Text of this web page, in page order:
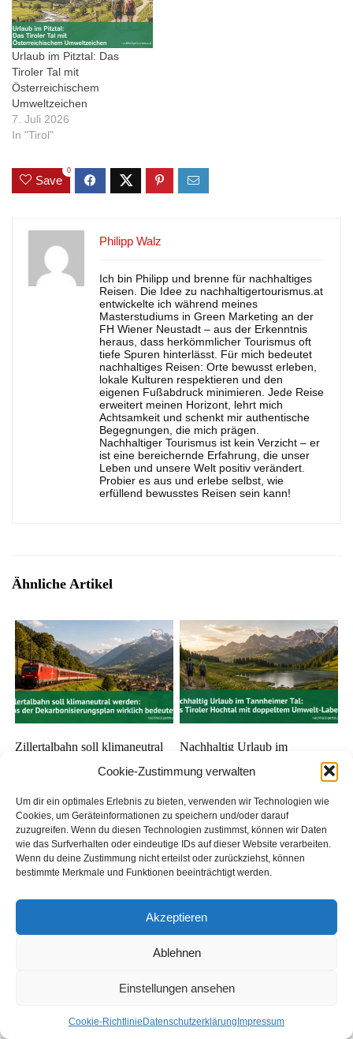
Cookie-Zustimmung verwalten
Um dir ein optimales Erlebnis zu bieten, verwenden wir Technologien wie
Cookies, um Geräteinformationen zu speichern und/oder darauf
zuzugreifen. Wenn du diesen Technologien zustimmst, können wir Daten
wie das Surfverhalten oder eindeutige IDs auf dieser Website verarbeiten.
Wenn du deine Zustimmung nicht erteilst oder zurückziehst, können
bestimmte Merkmale und Funktionen beeinträchtigt werden.
Akzeptieren
Ablehnen
Einstellungen ansehen
Cookie-Richtlinie Datenschutzerklärung Impressum
Urlaub im Pitztal: Das
Tiroler Tal mit
Österreichischem
Umweltzeichen
7. Juli 2026
In "Tirol"
Save
0
Philipp Walz
Ich bin Philipp und brenne für nachhaltiges
Reisen. Die Idee zu nachhaltigertourismus.at
entwickelte ich während meines
Masterstudiums in Green Marketing an der
FH Wiener Neustadt – aus der Erkenntnis
heraus, dass herkömmlicher Tourismus oft
tiefe Spuren hinterlässt. Für mich bedeutet
nachhaltiges Reisen: Orte bewusst erleben,
lokale Kulturen respektieren und den
eigenen Fußabdruck minimieren. Jede Reise
erweitert meinen Horizont, lehrt mich
Achtsamkeit und schenkt mir authentische
Begegnungen, die mich prägen.
Nachhaltiger Tourismus ist kein Verzicht – er
ist eine bereichernde Erfahrung, die unser
Leben und unsere Welt positiv verändert.
Probier es aus und erlebe selbst, wie
erfüllend bewusstes Reisen sein kann!
Ähnliche Artikel
Zillertalbahn soll klimaneutral
Dekarbonisierungsplan
wirklich bedeutet
Nachhaltig Urlaub im
Hochtal mit doppeltem
Umwelt-Label
Wandern im Naturpark Tiroler
erreichbar ohne Auto
Naturpark Tiroler Lech: Der
als Reiseziel